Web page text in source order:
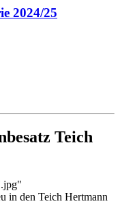
2024/25
Teich
in den Teich Hertmann